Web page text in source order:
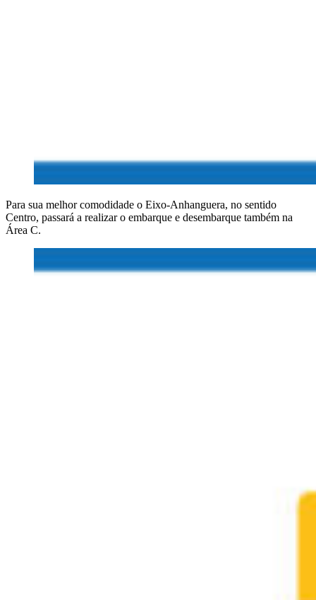
Para sua melhor comodidade o Eixo-Anhanguera, no sentido
Centro, passará a realizar o embarque e desembarque também na
Área C.